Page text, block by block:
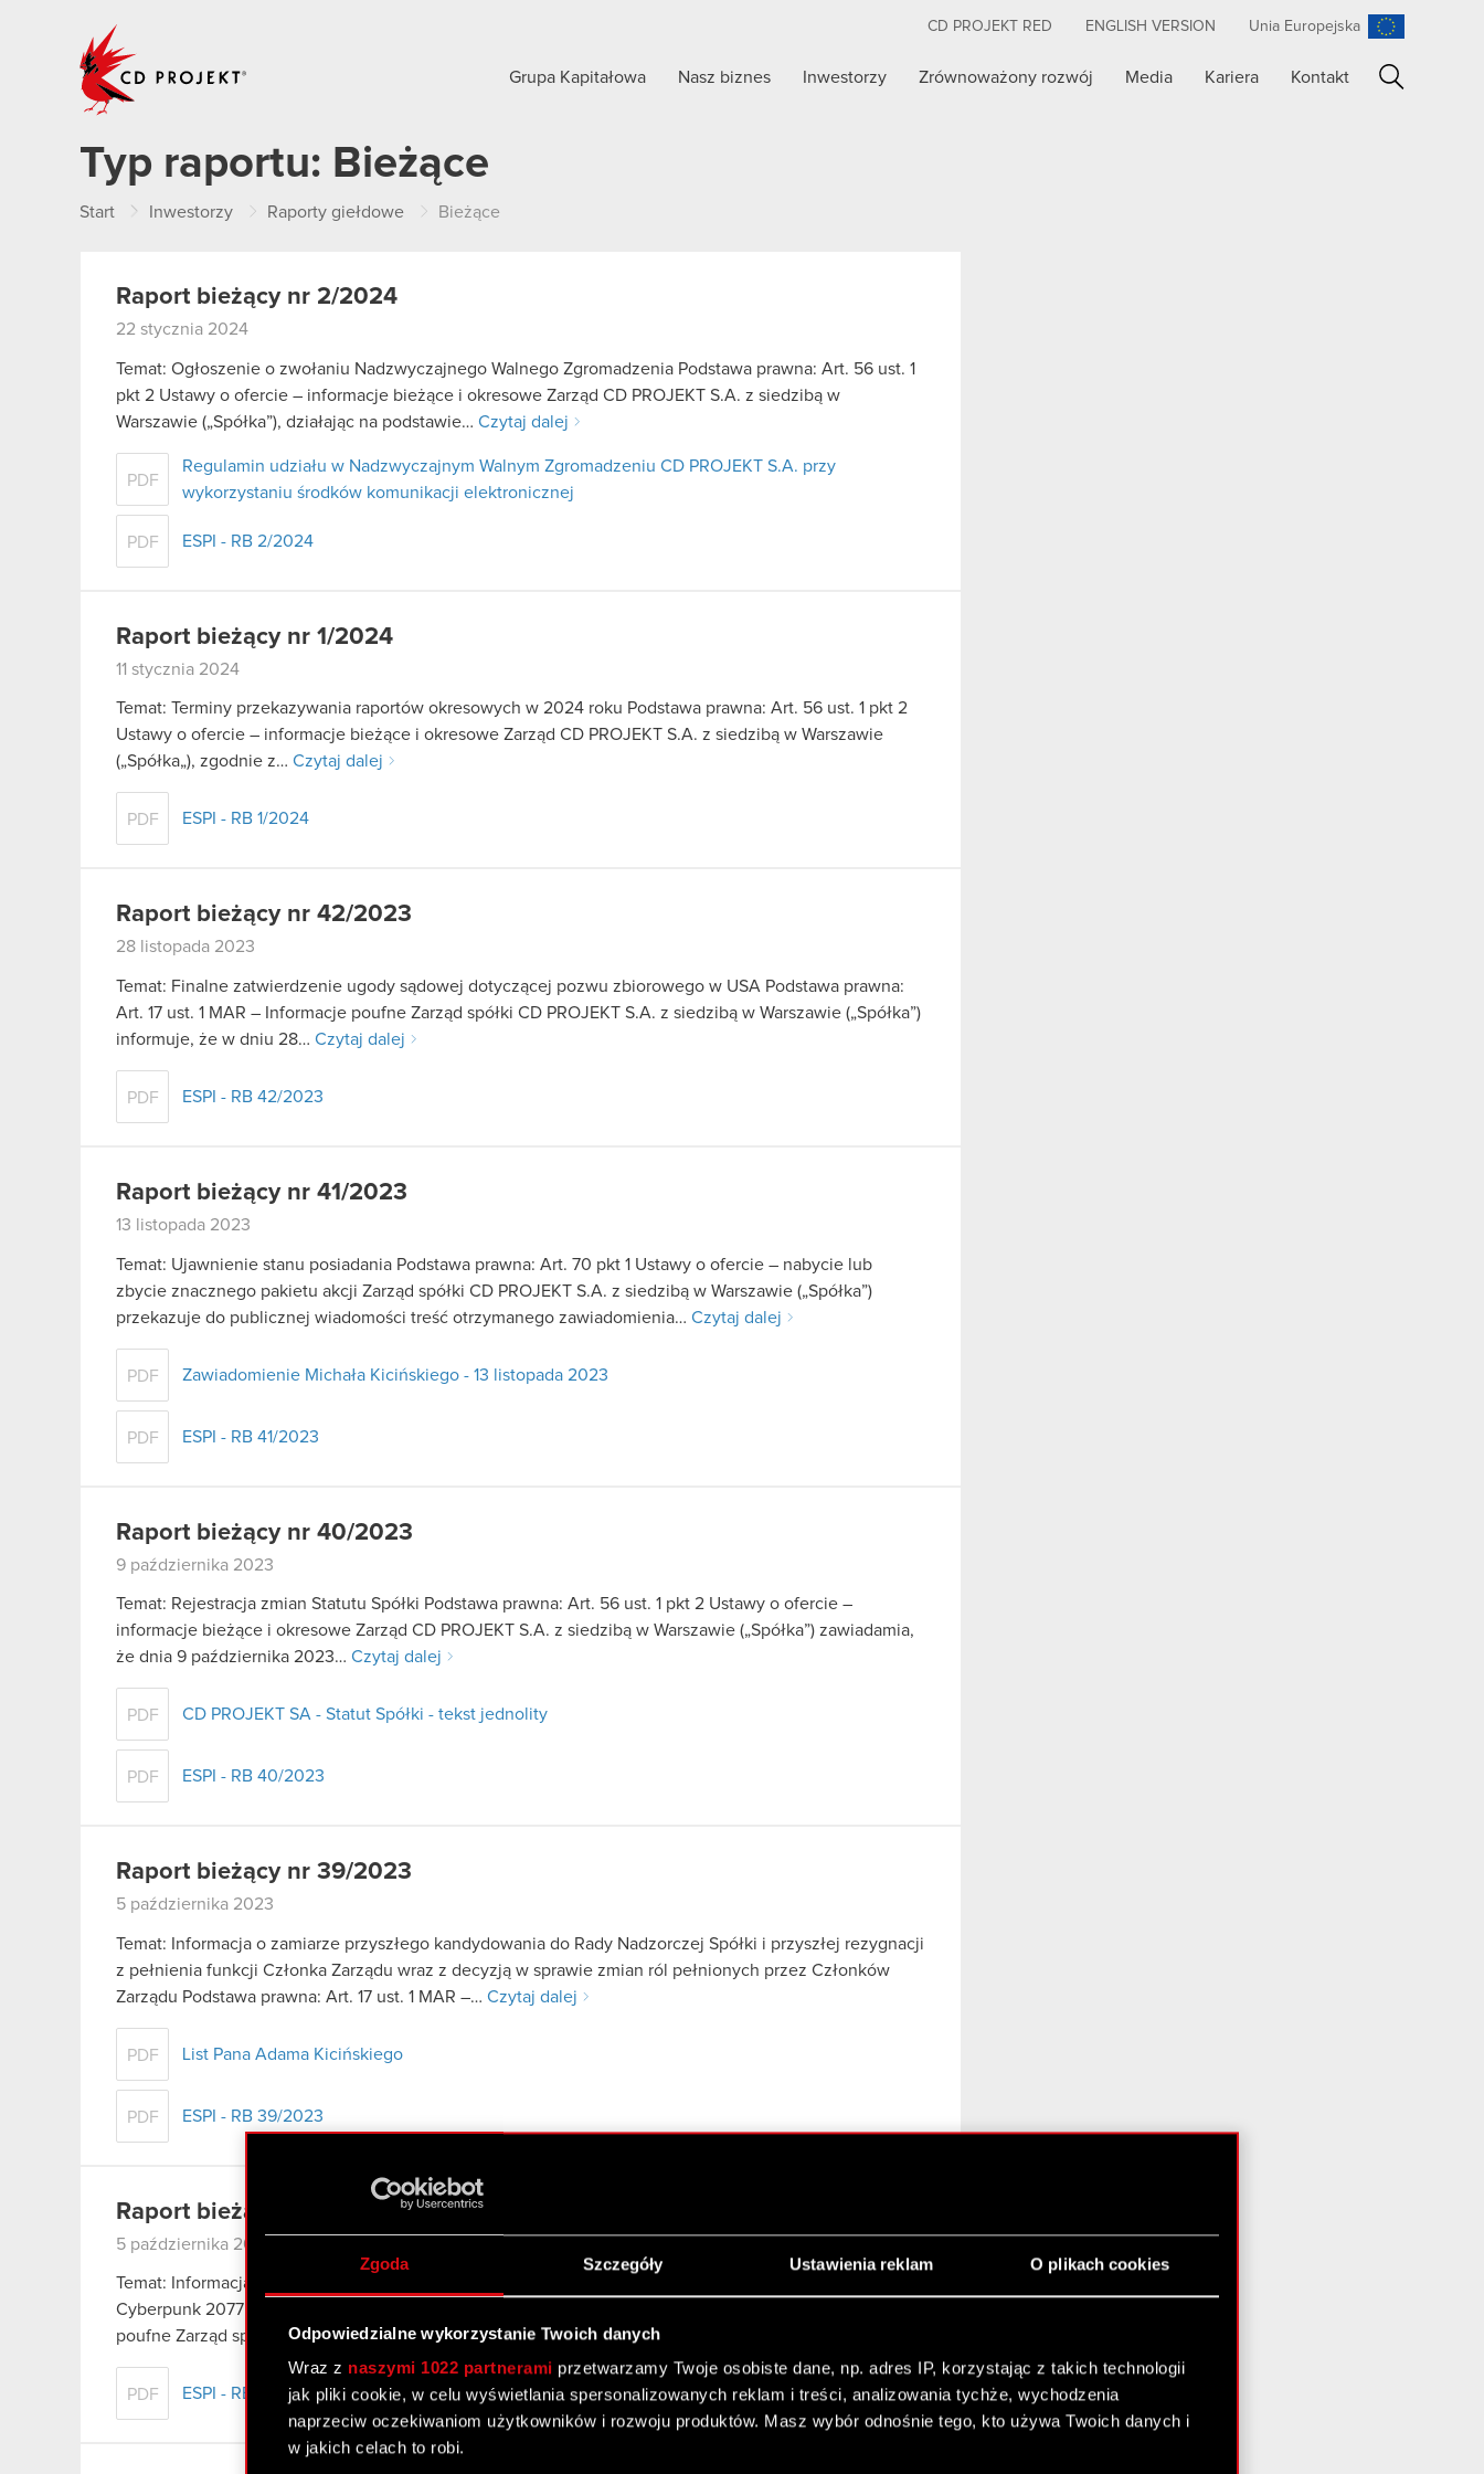
Zgoda Szczegóły Ustawienia reklam O plikach cookies
Odpowiedzialne wykorzystanie Twoich danych
Wraz z naszymi 1022 partnerami przetwarzamy Twoje osobiste dane, np. adres IP, korzystając z takich technologii
jak pliki cookie, w celu wyświetlania spersonalizowanych reklam i treści, analizowania tychże, wychodzenia
naprzeciw oczekiwaniom użytkowników i rozwoju produktów. Masz wybór odnośnie tego, kto używa Twoich danych i
w jakich celach to robi.
CD PROJEKT RED ENGLISH VERSION Unia Europejska
Grupa Kapitałowa Nasz biznes Inwestorzy Zrównoważony rozwój Media Kariera Kontakt
Typ raportu: Bieżące
Start Inwestorzy Raporty giełdowe Bieżące
Raport bieżący nr 2/2024
22 stycznia 2024
Temat: Ogłoszenie o zwołaniu Nadzwyczajnego Walnego Zgromadzenia Podstawa prawna: Art. 56 ust. 1
pkt 2 Ustawy o ofercie – informacje bieżące i okresowe Zarząd CD PROJEKT S.A. z siedzibą w
Warszawie („Spółka”), działając na podstawie… Czytaj dalej
PDF
Regulamin udziału w Nadzwyczajnym Walnym Zgromadzeniu CD PROJEKT S.A. przy
wykorzystaniu środków komunikacji elektronicznej
PDF ESPI - RB 2/2024
Raport bieżący nr 1/2024
11 stycznia 2024
Temat: Terminy przekazywania raportów okresowych w 2024 roku Podstawa prawna: Art. 56 ust. 1 pkt 2
Ustawy o ofercie – informacje bieżące i okresowe Zarząd CD PROJEKT S.A. z siedzibą w Warszawie
(„Spółka„), zgodnie z… Czytaj dalej
PDF ESPI - RB 1/2024
Raport bieżący nr 42/2023
28 listopada 2023
Temat: Finalne zatwierdzenie ugody sądowej dotyczącej pozwu zbiorowego w USA Podstawa prawna:
Art. 17 ust. 1 MAR – Informacje poufne Zarząd spółki CD PROJEKT S.A. z siedzibą w Warszawie („Spółka”)
informuje, że w dniu 28… Czytaj dalej
PDF ESPI - RB 42/2023
Raport bieżący nr 41/2023
13 listopada 2023
Temat: Ujawnienie stanu posiadania Podstawa prawna: Art. 70 pkt 1 Ustawy o ofercie – nabycie lub
zbycie znacznego pakietu akcji Zarząd spółki CD PROJEKT S.A. z siedzibą w Warszawie („Spółka”)
przekazuje do publicznej wiadomości treść otrzymanego zawiadomienia… Czytaj dalej
PDF Zawiadomienie Michała Kicińskiego - 13 listopada 2023
PDF ESPI - RB 41/2023
Raport bieżący nr 40/2023
9 października 2023
Temat: Rejestracja zmian Statutu Spółki Podstawa prawna: Art. 56 ust. 1 pkt 2 Ustawy o ofercie –
informacje bieżące i okresowe Zarząd CD PROJEKT S.A. z siedzibą w Warszawie („Spółka”) zawiadamia,
że dnia 9 października 2023… Czytaj dalej
PDF CD PROJEKT SA - Statut Spółki - tekst jednolity
PDF ESPI - RB 40/2023
Raport bieżący nr 39/2023
5 października 2023
Temat: Informacja o zamiarze przyszłego kandydowania do Rady Nadzorczej Spółki i przyszłej rezygnacji
z pełnienia funkcji Członka Zarządu wraz z decyzją w sprawie zmian ról pełnionych przez Członków
Zarządu Podstawa prawna: Art. 17 ust. 1 MAR –… Czytaj dalej
PDF List Pana Adama Kicińskiego
PDF ESPI - RB 39/2023
Raport bieżący nr 38/2023
5 października 2023
Temat: Informacja dotycząca danych sprzedażowych oraz budżetu produkcji i promocji dodatku do gry
Cyberpunk 2077: Widmo Wolności (Phantom Liberty) Podstawa prawna: Art. 17 ust. 1 MAR – informacje
poufne Zarząd spółki CD PROJEKT S.A. z…Czytaj dalej
PDF ESPI - RB 38/2023